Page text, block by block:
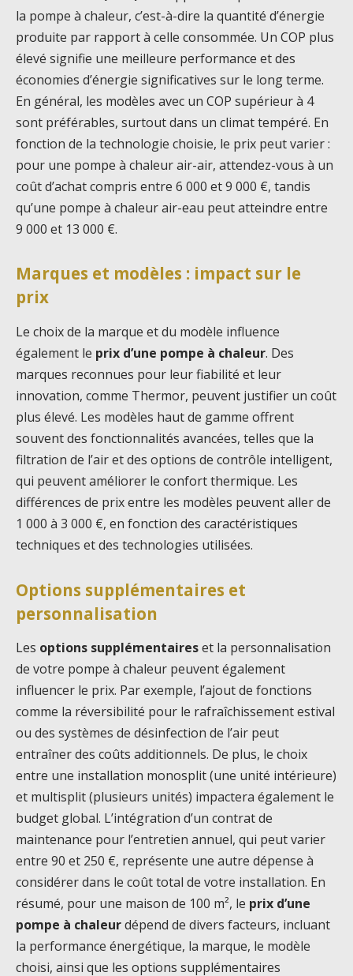
la pompe à chaleur, c’est-à-dire la quantité d’énergie
produite par rapport à celle consommée. Un COP plus
élevé signifie une meilleure performance et des
économies d’énergie significatives sur le long terme.
En général, les modèles avec un COP supérieur à 4
sont préférables, surtout dans un climat tempéré. En
fonction de la technologie choisie, le prix peut varier :
pour une pompe à chaleur air-air, attendez-vous à un
coût d’achat compris entre 6 000 et 9 000 €, tandis
qu’une pompe à chaleur air-eau peut atteindre entre
9 000 et 13 000 €.
Marques et modèles : impact sur le
prix
Le choix de la marque et du modèle influence
également le prix d’une pompe à chaleur. Des
marques reconnues pour leur fiabilité et leur
innovation, comme Thermor, peuvent justifier un coût
plus élevé. Les modèles haut de gamme offrent
souvent des fonctionnalités avancées, telles que la
filtration de l’air et des options de contrôle intelligent,
qui peuvent améliorer le confort thermique. Les
différences de prix entre les modèles peuvent aller de
1 000 à 3 000 €, en fonction des caractéristiques
techniques et des technologies utilisées.
Options supplémentaires et
personnalisation
Les options supplémentaireset la personnalisation
de votre pompe à chaleur peuvent également
influencer le prix. Par exemple, l’ajout de fonctions
comme la réversibilité pour le rafraîchissement estival
ou des systèmes de désinfection de l’air peut
entraîner des coûts additionnels. De plus, le choix
entre une installation monosplit (une unité intérieure)
et multisplit (plusieurs unités) impactera également le
budget global. L’intégration d’un contrat de
maintenance pour l’entretien annuel, qui peut varier
entre 90 et 250 €, représente une autre dépense à
considérer dans le coût total de votre installation. En
résumé, pour une maison de 100 m², le prix d’une
pompe à chaleurdépend de divers facteurs, incluant
la performance énergétique, la marque, le modèle
choisi, ainsi que les options supplémentaires